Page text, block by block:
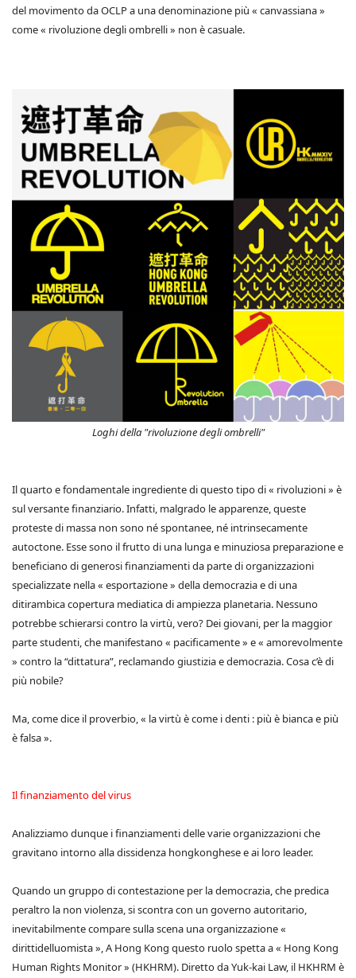
del movimento da OCLP a una denominazione più « canvassiana »
come « rivoluzione degli ombrelli » non è casuale.
Loghi della "rivoluzione degli ombrelli"
Il quarto e fondamentale ingrediente di questo tipo di « rivoluzioni » è
sul versante finanziario. Infatti, malgrado le apparenze, queste
proteste di massa non sono né spontanee, né intrinsecamente
autoctone. Esse sono il frutto di una lunga e minuziosa preparazione e
beneficiano di generosi finanziamenti da parte di organizzazioni
specializzate nella « esportazione » della democrazia e di una
ditirambica copertura mediatica di ampiezza planetaria. Nessuno
potrebbe schierarsi contro la virtù, vero? Dei giovani, per la maggior
parte studenti, che manifestano « pacificamente » e « amorevolmente
» contro la “dittatura”, reclamando giustizia e democrazia. Cosa c’è di
più nobile?
Ma, come dice il proverbio, « la virtù è come i denti : più è bianca e più
è falsa ».
Il finanziamento del virus
Analizziamo dunque i finanziamenti delle varie organizzazioni che
gravitano intorno alla dissidenza hongkonghese e ai loro leader.
Quando un gruppo di contestazione per la democrazia, che predica
peraltro la non violenza, si scontra con un governo autoritario,
inevitabilmente compare sulla scena una organizzazione «
dirittidelluomista », A Hong Kong questo ruolo spetta a « Hong Kong
Human Rights Monitor » (HKHRM). Diretto da Yuk-kai Law, il HKHRM è